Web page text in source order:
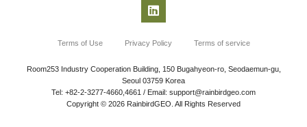
Terms of Use Privacy Policy Terms of service
Room253 Industry Cooperation Building, 150 Bugahyeon-ro, Seodaemun-gu,
Seoul 03759 Korea
Tel: +82-2-3277-4660,4661 / Email: support@rainbirdgeo.com
Copyright © 2026 RainbirdGEO. All Rights Reserved